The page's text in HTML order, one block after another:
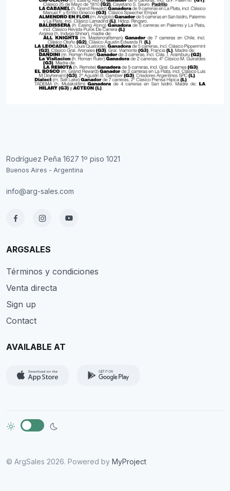
Rodríguez Peña 1627 1º piso 1021
Buenos Aires - Argentina
info@arg-sales.com
ARGSALES
Términos y condiciones
Venta directa
Sign up
Contact
AVAILABLE AT
© ArgSales 2026. Powered by MyProject